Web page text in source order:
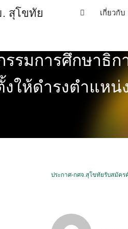
สุโขทัย เกี่ยวกับ
รมการศึกษาธิก
งให้ดำรงตำแห
ประกาศ-กศจ.สุโขทัยรับสมัคร